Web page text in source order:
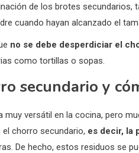
de los brotes
cuando hayan alcanzado el
no se debe desperdiciar el
como tortillas o sopas.
secundario y
muy versátil en la cocina, pero
chorro secundario, es decir, la
De hecho, estos residuos se